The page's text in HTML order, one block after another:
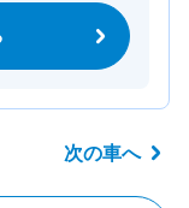
次の車へ